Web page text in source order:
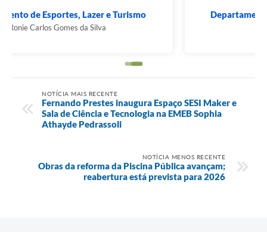
Departamento de Comunicação e Marketing
Daniel Baena - Armando
NOTÍCIA MAIS RECENTE
Fernando Prestes inaugura Espaço SESI Maker e
Sala de Ciência e Tecnologia na EMEB Sophia
Athayde Pedrassoli
NOTÍCIA MENOS RECENTE
Obras da reforma da Piscina Pública avançam;
reabertura está prevista para 2026